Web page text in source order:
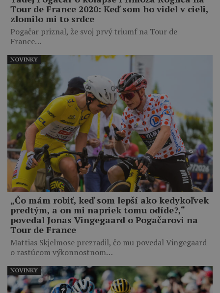
Tour de France 2020: Keď som ho videl v cieli,
zlomilo mi to srdce
Pogačar priznal, že svoj prvý triumf na Tour de
France…
„Čo mám robiť, keď som lepší ako kedykoľvek
predtým, a on mi napriek tomu odíde?,“
povedal Jonas Vingegaard o Pogačarovi na
Tour de France
Mattias Skjelmose prezradil, čo mu povedal Vingegaard
o rastúcom výkonnostnom…
NOVINKY
NOVINKY